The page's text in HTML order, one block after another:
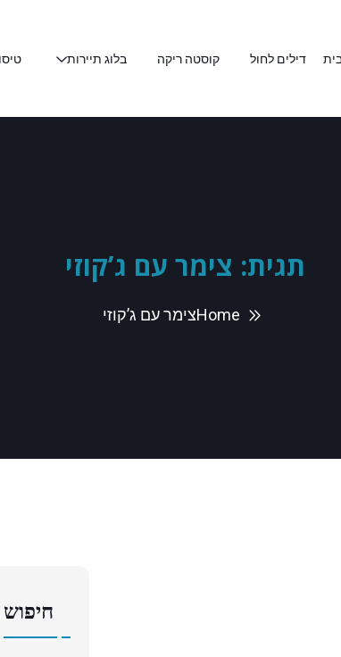
דילים לחול קוסטה ריקה בלוג תיירות
תגית: צימר עם ג’קוזי
Homeצימר עם ג’קוזי
חיפוש